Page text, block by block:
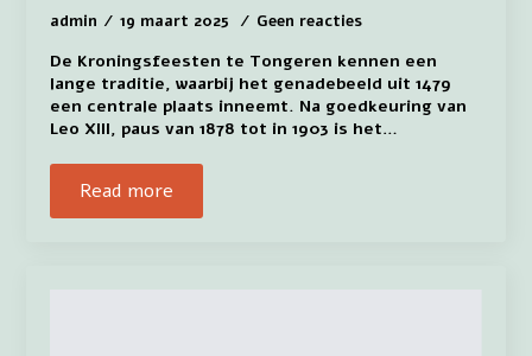
admin 19 maart 2025 Geen reacties
De Kroningsfeesten te Tongeren kennen een
lange traditie, waarbij het genadebeeld uit 1479
een centrale plaats inneemt. Na goedkeuring van
Leo XIII, paus van 1878 tot in 1903 is het…
Read more